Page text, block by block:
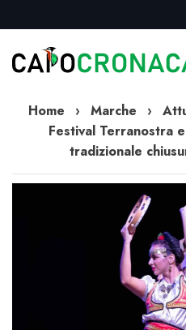
Home › Marche ›
Festival Terranostra
tradizionale